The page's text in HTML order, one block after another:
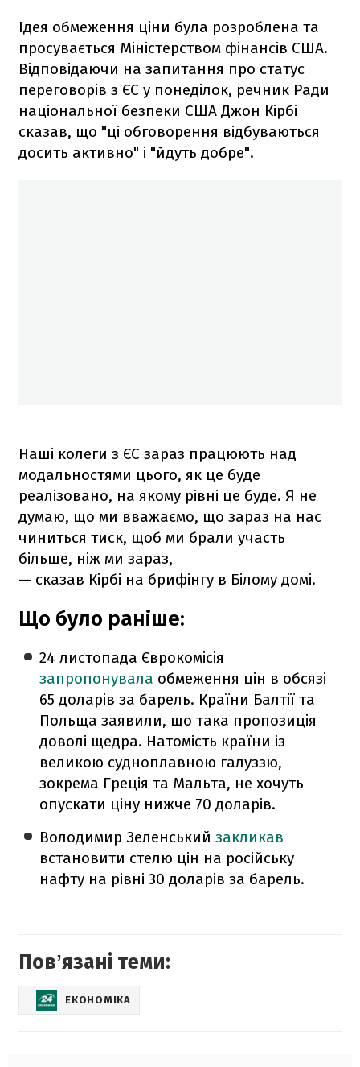
Ідея обмеження ціни була розроблена та
просувається Міністерством фінансів США.
Відповідаючи на запитання про статус
переговорів з ЄС у понеділок, речник Ради
національної безпеки США Джон Кірбі
сказав, що "ці обговорення відбуваються
досить активно" і "йдуть добре".
Наші колеги з ЄС зараз працюють над
модальностями цього, як це буде
реалізовано, на якому рівні це буде. Я не
думаю, що ми вважаємо, що зараз на нас
чиниться тиск, щоб ми брали участь
більше, ніж ми зараз,
— сказав Кірбі на брифінгу в Білому домі.
Що було раніше:
24 листопада Єврокомісія
запропонувала обмеження цін в обсязі
65 доларів за барель. Країни Балтії та
Польща заявили, що така пропозиція
доволі щедра. Натомість країни із
великою судноплавною галуззю,
зокрема Греція та Мальта, не хочуть
опускати ціну нижче 70 доларів.
Володимир Зеленськийзакликав
встановити стелю цін на російську
нафту на рівні 30 доларів за барель.
Повʼязані теми:
ЕКОНОМІКА